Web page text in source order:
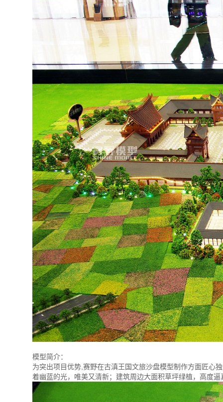
模型简介：
为突出项目优势,赛野在古滇王国文旅沙盘模型制作方面匠心
着幽蓝的光，唯美又清新；建筑周边大面积草坪绿植，高度